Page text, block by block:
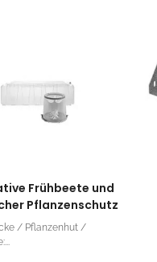
Frühbeete und
Pflanzenschutz
/ Pflanzenhut /